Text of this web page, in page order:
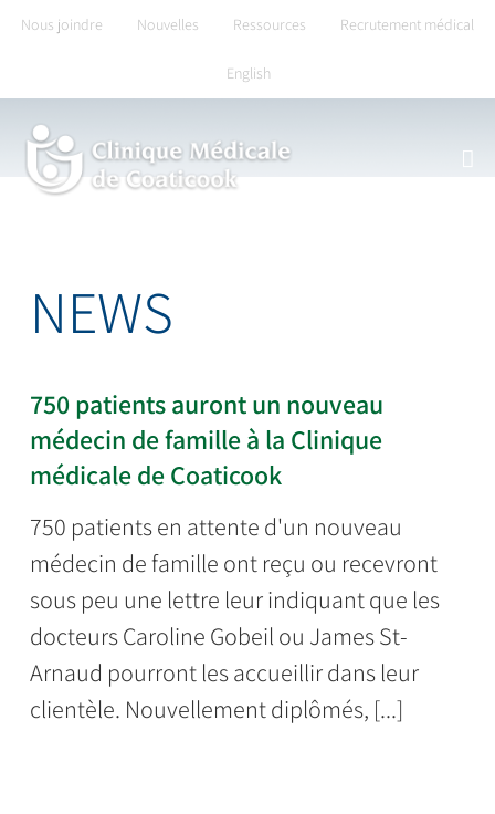
SkipNous joindre Nouvelles Ressources Recrutement médical
English
NEWS
750 patients auront un nouveau
médecin de famille à la Clinique
médicale de Coaticook
750 patients en attente d'un nouveau
médecin de famille ont reçu ou recevront
sous peu une lettre leur indiquant que les
docteurs Caroline Gobeil ou James St-
Arnaud pourront les accueillir dans leur
clientèle. Nouvellement diplômés, [...]